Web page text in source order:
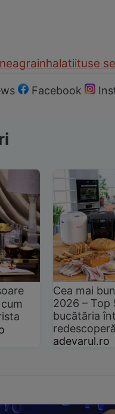
inhalatiituse
Facebook
Cea mai
2026 –
bucătăria
adevarul.ro